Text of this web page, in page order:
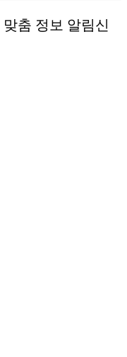
맞춤 정보 알림신